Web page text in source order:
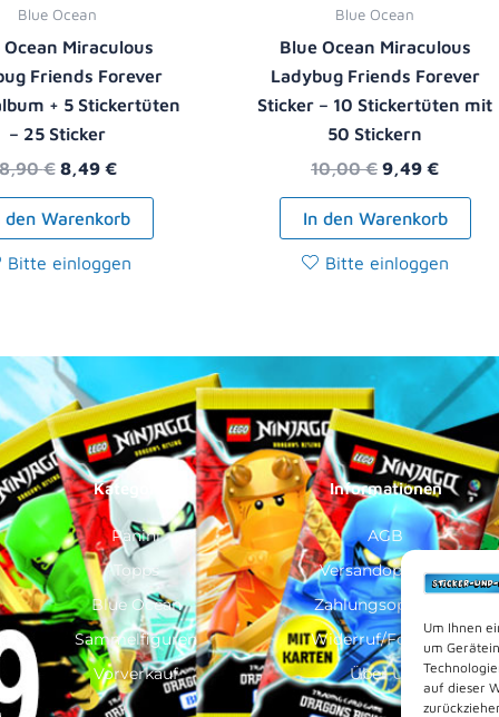
Um Ihnen
um
auf dieser
Blue Ocean
Ocean Miraculous
Friends Forever
+ 5 Stickertüten
– 25 Sticker
€ 8,49 €
den Warenkorb
Bitte einloggen
Blue Ocean
Blue Ocean Miraculous
Ladybug Friends Forever
Sticker – 10 Stickertüten mit
50 Stickern
10,00€ 9,49 €
In den Warenkorb
Bitte einloggen
Kategorien
Panini
Topps
Blue Ocean
Sammelfiguren
Vorverkauf
Informationen
AGB
Versandoptionen
Zahlungsoptionen
Widerruf/Formular
Über Uns